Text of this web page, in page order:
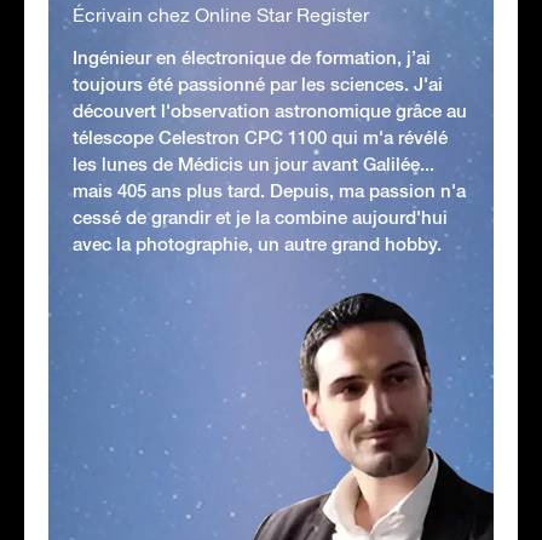
Écrivain chez Online Star Register
Ingénieur en électronique de formation, j’ai
toujours été passionné par les sciences. J'ai
découvert l'observation astronomique grâce au
télescope Celestron CPC 1100 qui m'a révélé
les lunes de Médicis un jour avant Galilée...
mais 405 ans plus tard. Depuis, ma passion n'a
cessé de grandir et je la combine aujourd'hui
avec la photographie, un autre grand hobby.